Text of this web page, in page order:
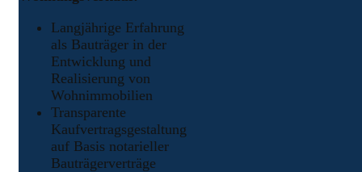
Langjährige Erfahrung
als Bauträger in der
Entwicklung und
Realisierung von
Wohnimmobilien
Transparente
Kaufvertragsgestaltung
auf Basis notarieller
Bauträgerverträge